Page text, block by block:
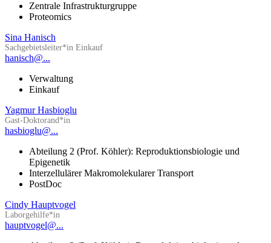
Zentrale Infrastrukturgruppe
Proteomics
Sina Hanisch
Sachgebietsleiter*in Einkauf
hanisch@...
Verwaltung
Einkauf
Yagmur Hasbioglu
Gast-Doktorand*in
hasbioglu@...
Abteilung 2 (Prof. Köhler): Reproduktionsbiologie und
Epigenetik
Interzellulärer Makromolekularer Transport
PostDoc
Cindy Hauptvogel
Laborgehilfe*in
hauptvogel@...